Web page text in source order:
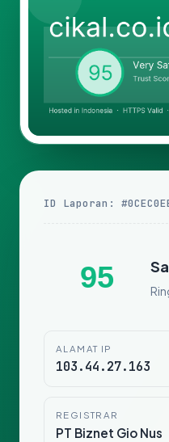
ID Laporan:
95
ALAMAT IP
103.44.27.163
REGISTRAR
PT Biznet Gio Nus